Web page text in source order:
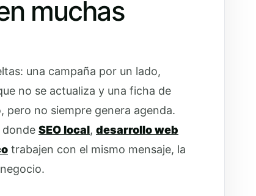
muchas
una campaña por un lado,
no se actualiza y una ficha de
pero no siempre genera agenda.
donde SEO local, desarrollo web
trabajen con el mismo mensaje, la